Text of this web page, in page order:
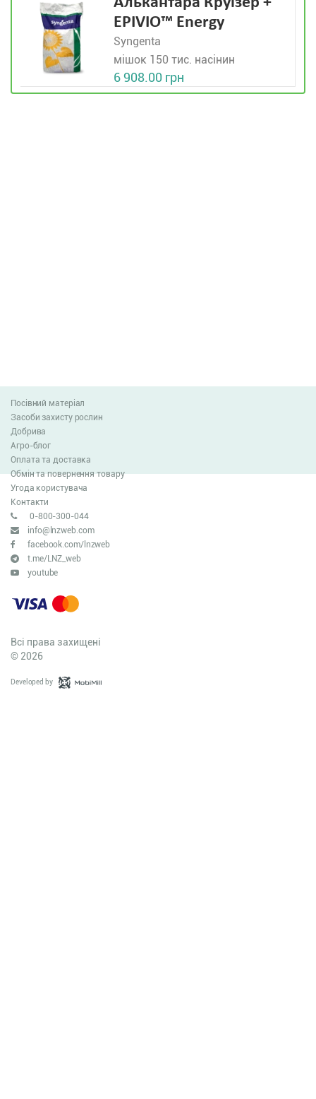
EPIVIO™ Energy
Syngenta
мішок 150 тис. насінин
6 908.00 грн
Посівний матеріал
Засоби захисту рослин
Добрива
Агро-блог
Оплата та доставка
Обмін та повернення товару
Угода користувача
Контакти
0-800-300-044
info@lnzweb.com
facebook.com/lnzweb
t.me/LNZ_web
youtube
Всі права захищені
© 2026
Developed by